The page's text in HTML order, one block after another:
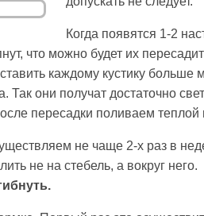
Когда появятся 1-2
что можно будет их
каждому кустику
Так они получат достаточно
пересадки поливаем теплой
не чаще 2-х раз в
не на стебель, а вокруг него.